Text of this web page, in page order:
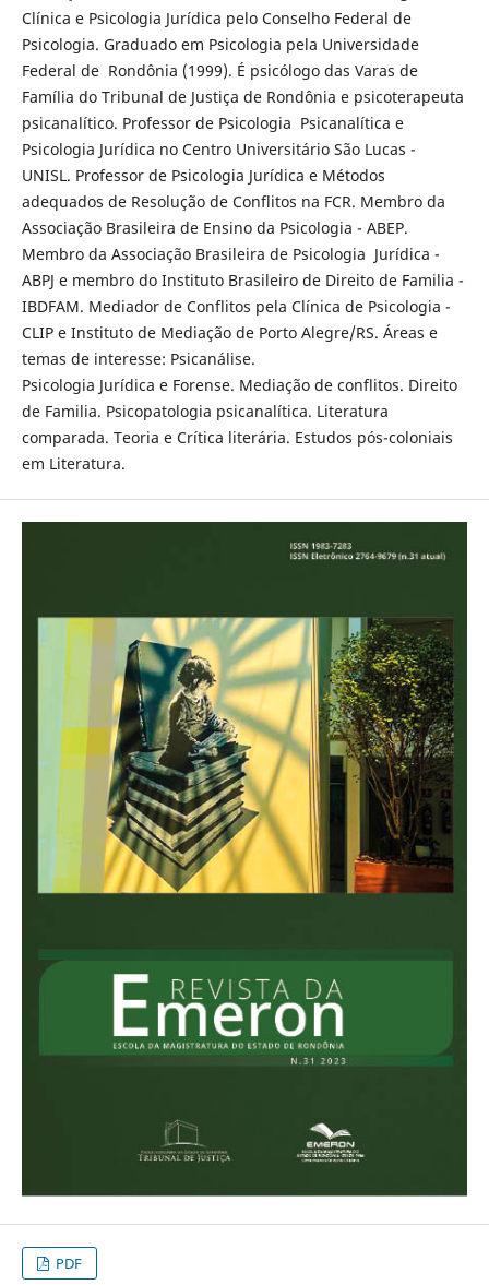
Clínica e Psicologia Jurídica pelo Conselho Federal de
Psicologia. Graduado em Psicologia pela Universidade
Federal de Rondônia (1999). É psicólogo das Varas de
Família do Tribunal de Justiça de Rondônia e psicoterapeuta
psicanalítico. Professor de Psicologia Psicanalítica e
Psicologia Jurídica no Centro Universitário São Lucas -
UNISL. Professor de Psicologia Jurídica e Métodos
adequados de Resolução de Conflitos na FCR. Membro da
Associação Brasileira de Ensino da Psicologia - ABEP.
Membro da Associação Brasileira de Psicologia Jurídica -
ABPJ e membro do Instituto Brasileiro de Direito de Familia -
IBDFAM. Mediador de Conflitos pela Clínica de Psicologia -
CLIP e Instituto de Mediação de Porto Alegre/RS. Áreas e
temas de interesse: Psicanálise.
Psicologia Jurídica e Forense. Mediação de conflitos. Direito
de Familia. Psicopatologia psicanalítica. Literatura
comparada. Teoria e Crítica literária. Estudos pós-coloniais
em Literatura.
PDF